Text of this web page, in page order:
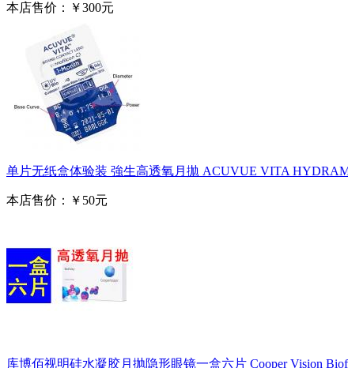
本店售价：￥300元
单片无纸盒体验装 強生高透氧月拋 ACUVUE VITA
本店售价：￥50元
库博佰视明硅水凝胶月抛隐形眼镜一盒六片 Cooper Vision